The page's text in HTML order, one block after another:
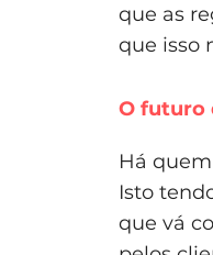
que as
que isso
O futuro
Há
Isto
que vá